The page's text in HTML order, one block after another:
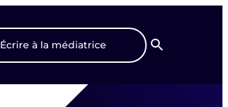
Écrire à la médiatrice
Recherche